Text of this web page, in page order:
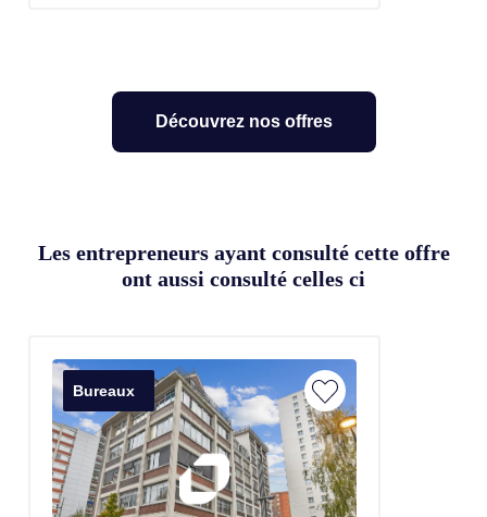
Découvrez nos offres
Les entrepreneurs ayant consulté cette offre
ont aussi consulté celles ci
Bureaux